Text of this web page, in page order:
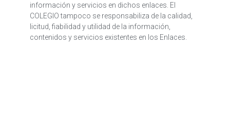
información y servicios en dichos enlaces. El
COLEGIO tampoco se responsabiliza de la calidad,
licitud, fiabilidad y utilidad de la información,
contenidos y servicios existentes en los Enlaces.